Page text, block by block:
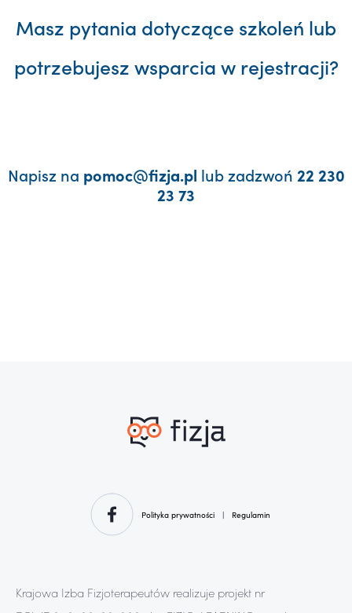
Masz pytania dotyczące szkoleń lub
potrzebujesz wsparcia w rejestracji?
Napisz na pomoc@fizja.pl lub zadzwoń 22 230
23 73
Polityka prywatności | Regulamin
Krajowa Izba Fizjoterapeutów realizuje projekt nr